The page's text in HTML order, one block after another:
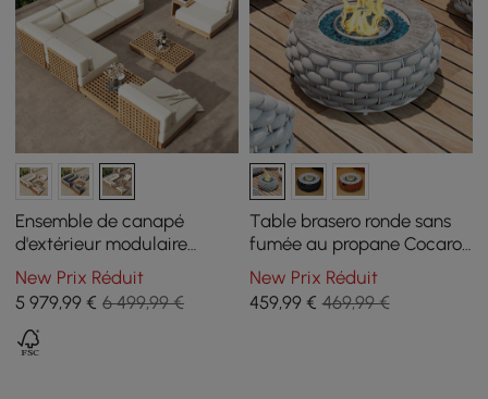
Ensemble de canapé
d'extérieur modulaire
sectionnel Grida 9 pièces
en teck naturel avec table
basse, ivoire
New Prix Réduit
5 979,99 € 6 499,99 €
Table brasero ronde sans
fumée au propane Cocaro
Outdoor 69 cm en gris
New Prix Réduit
459,99€ 469,99 €